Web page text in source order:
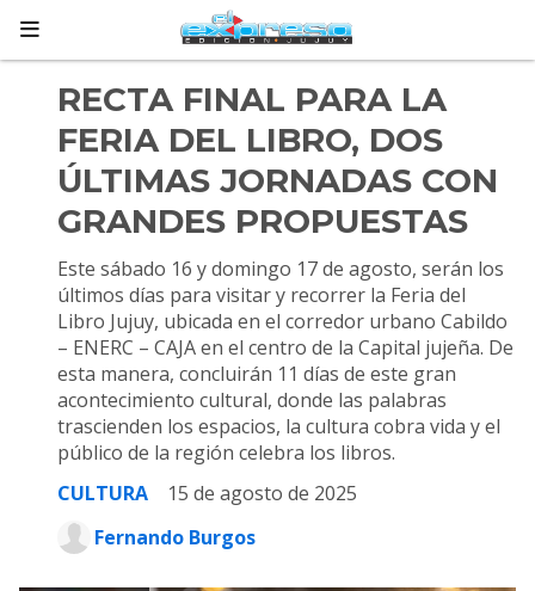
RECTA FINAL PARA LA
FERIA DEL LIBRO, DOS
ÚLTIMAS JORNADAS CON
GRANDES PROPUESTAS
Este sábado 16 y domingo 17 de agosto, serán los
últimos días para visitar y recorrer la Feria del
Libro Jujuy, ubicada en el corredor urbano Cabildo
– ENERC – CAJA en el centro de la Capital jujeña. De
esta manera, concluirán 11 días de este gran
acontecimiento cultural, donde las palabras
trascienden los espacios, la cultura cobra vida y el
público de la región celebra los libros.
CULTURA
15 de agosto de 2025
Fernando Burgos